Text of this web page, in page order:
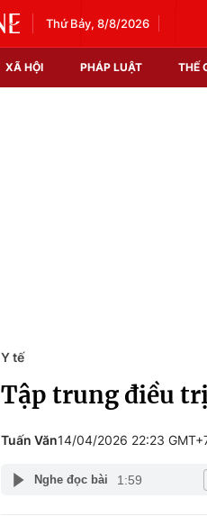
Thứ Bảy, 8/8/2026
XÃ HỘI PHÁP LUẬT THẾ
Y tế
Tập trung điều
Tuấn Văn14/04/2026 22:23
Nghe đọc bài 1:59